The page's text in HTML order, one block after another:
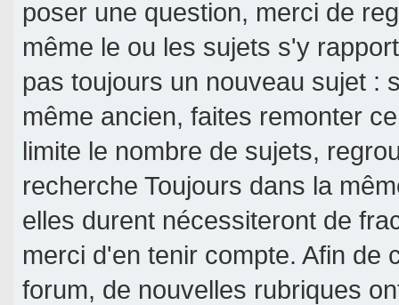
poser une question, merci de
même le ou les sujets s'y
pas toujours un nouveau sujet :
même ancien, faites remonter
limite le nombre de sujets,
recherche Toujours dans la
elles durent nécessiteront de
merci d'en tenir compte. Afin de
forum, de nouvelles rubriques